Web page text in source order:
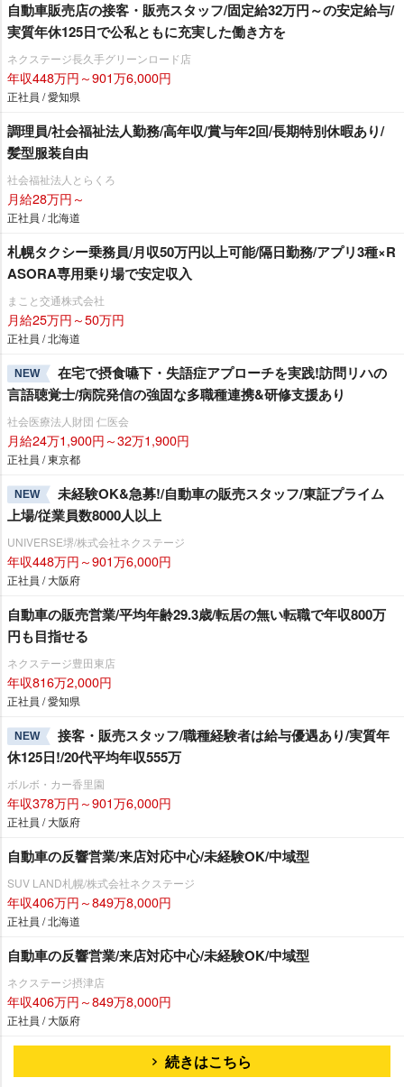
自動車販売店の接客・販売スタッフ/固定給32万円～の安定給与/
実質年休125日で公私ともに充実した働き方を
ネクステージ⾧久手グリーンロード店
年収448万円～901万6,000円
正社員 / 愛知県
調理員/社会福祉法人勤務/高年収/賞与年2回/長期特別休暇あり/
髪型服装自由
社会福祉法人とらくろ
月給28万円～
正社員 / 北海道
札幌タクシー乗務員/月収50万円以上可能/隔日勤務/アプリ3種×R
ASORA専用乗り場で安定収入
まこと交通株式会社
月給25万円～50万円
正社員 / 北海道
NEW
在宅で摂食嚥下・失語症アプローチを実践!訪問リハの
言語聴覚士/病院発信の強固な多職種連携&研修支援あり
社会医療法人財団 仁医会
月給24万1,900円～32万1,900円
正社員 / 東京都
NEW
未経験OK&急募!/自動車の販売スタッフ/東証プライム
上場/従業員数8000人以上
UNIVERSE堺/株式会社ネクステージ
年収448万円～901万6,000円
正社員 / 大阪府
自動車の販売営業/平均年齢29.3歳/転居の無い転職で年収800万
円も目指せる
ネクステージ豊田東店
年収816万2,000円
正社員 / 愛知県
NEW
接客・販売スタッフ/職種経験者は給与優遇あり/実質年
休125日!/20代平均年収555万
ボルボ・カー香里園
年収378万円～901万6,000円
正社員 / 大阪府
自動車の反響営業/来店対応中心/未経験OK/中域型
SUV LAND札幌/株式会社ネクステージ
年収406万円～849万8,000円
正社員 / 北海道
自動車の反響営業/来店対応中心/未経験OK/中域型
ネクステージ摂津店
年収406万円～849万8,000円
正社員 / 大阪府
続きはこちら